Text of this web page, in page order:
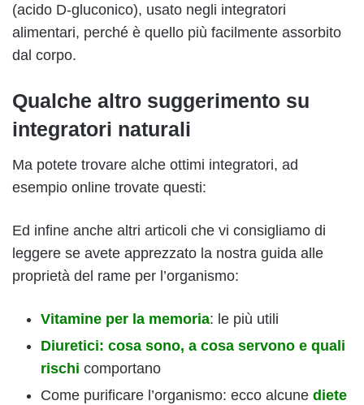
(acido D-gluconico), usato negli integratori
alimentari, perché è quello più facilmente assorbito
dal corpo.
Qualche altro suggerimento su
integratori naturali
Ma potete trovare alche ottimi integratori, ad
esempio online trovate questi:
Ed infine anche altri articoli che vi consigliamo di
leggere se avete apprezzato la nostra guida alle
proprietà del rame per l’organismo:
Vitamine per la memoria: le più utili
Diuretici: cosa sono, a cosa servono e quali
rischi comportano
Come purificare l’organismo: ecco alcune diete